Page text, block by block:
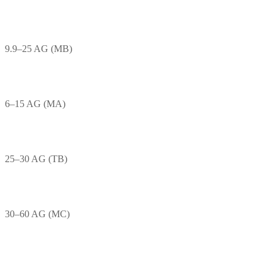
9.9–25 AG (MB)
6–15 AG (MA)
25–30 AG (TB)
30–60 AG (MC)